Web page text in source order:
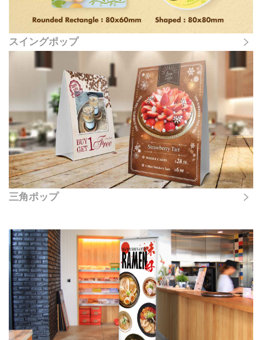
スイングポップ
三角ポップ